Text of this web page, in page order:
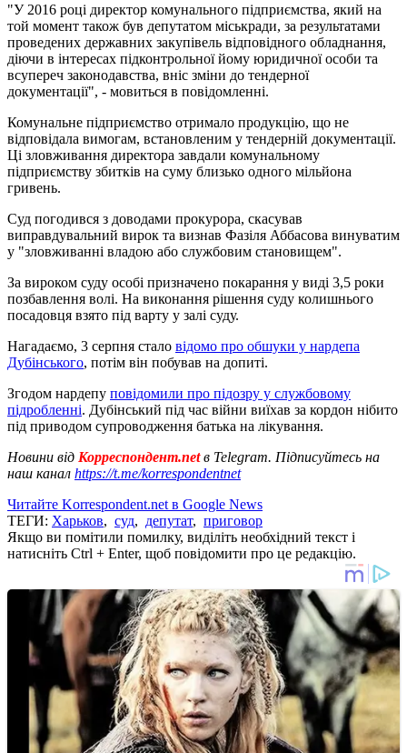
"У 2016 році директор комунального підприємства, який на
той момент також був депутатом міськради, за результатами
проведених державних закупівель відповідного обладнання,
діючи в інтересах підконтрольної йому юридичної особи та
всупереч законодавства, вніс зміни до тендерної
документації", - мовиться в повідомленні.
Комунальне підприємство отримало продукцію, що не
відповідала вимогам, встановленим у тендерній документації.
Ці зловживання директора завдали комунальному
підприємству збитків на суму близько одного мільйона
гривень.
Суд погодився з доводами прокурора, скасував
виправдувальний вирок та визнав Фазіля Аббасова винуватим
у "зловживанні владою або службовим становищем".
За вироком суду особі призначено покарання у виді 3,5 роки
позбавлення волі. На виконання рішення суду колишнього
посадовця взято під варту у залі суду.
Нагадаємо, 3 серпня стало відомо про обшуки у нардепа
Дубінського, потім він побував на допиті.
Згодом нардепу повідомили про підозру у службовому
підробленні. Дубінський під час війни виїхав за кордон нібито
під приводом супроводження батька на лікування.
Новини від Корреспондент.netв Telegram. Підписуйтесь на
наш канал https://t.me/korrespondentnet
Читайте Korrespondent.net в Google News
ТЕГИ: Харьков, суд, депутат, приговор
Якщо ви помітили помилку, виділіть необхідний текст і
натисніть Ctrl + Enter, щоб повідомити про це редакцію.